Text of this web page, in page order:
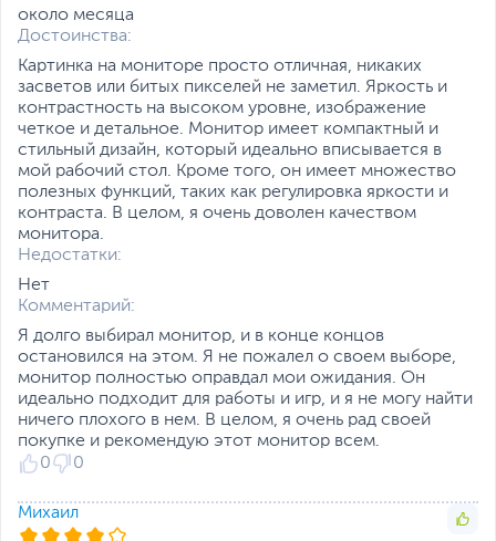
Утилита ASUS DisplayWidget Lite
предназначена для быстрой настройки
монитора и активации эксклюзивных
функций, таких как Shadow Boost и
ASUS GameVisual позволяет быстро
около месяца
Достоинства:
Картинка на мониторе просто отличная, никаких
засветов или битых пикселей не заметил. Яркость и
контрастность на высоком уровне, изображение
четкое и детальное. Монитор имеет компактный и
стильный дизайн, который идеально вписывается в
мой рабочий стол. Кроме того, он имеет множество
полезных функций, таких как регулировка яркости и
контраста. В целом, я очень доволен качеством
монитора.
Недостатки:
Нет
Комментарий:
Я долго выбирал монитор, и в конце концов
остановился на этом. Я не пожалел о своем выборе,
монитор полностью оправдал мои ожидания. Он
идеально подходит для работы и игр, и я не могу найти
ничего плохого в нем. В целом, я очень рад своей
покупке и рекомендую этот монитор всем.
0
0
Михаил